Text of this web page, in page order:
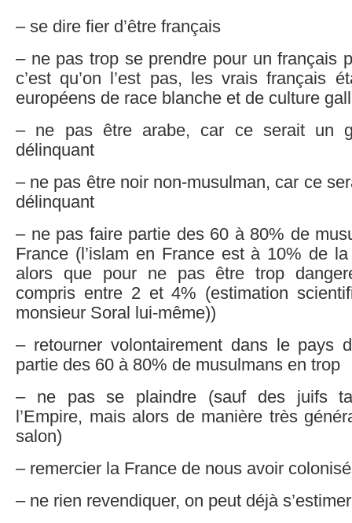
– se dire fier d’être français
– ne pas trop se prendre pour un français
c’est qu’on l’est pas, les vrais français
européens de race blanche et de culture
– ne pas être arabe, car ce serait un
délinquant
– ne pas être noir non-musulman, car ce
délinquant
– ne pas faire partie des 60 à 80% de
France (l’islam en France est à 10% de
alors que pour ne pas être trop
compris entre 2 et 4% (estimation
monsieur Soral lui-même))
– retourner volontairement dans le pays
partie des 60 à 80% de musulmans en trop
– ne pas se plaindre (sauf des juifs
l’Empire, mais alors de manière très
salon)
– remercier la France de nous avoir
– ne rien revendiquer, on peut déjà